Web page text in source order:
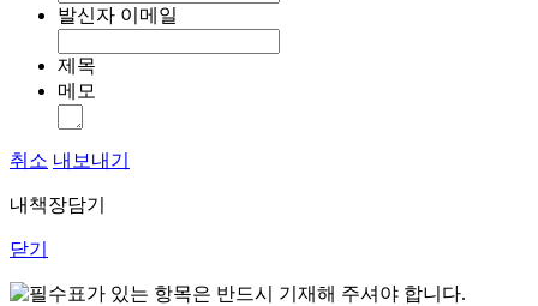
발신자 이메일
제목
메모
취소 내보내기
내책장담기
닫기
표가 있는 항목은 반드시 기재해 주셔야 합니다.